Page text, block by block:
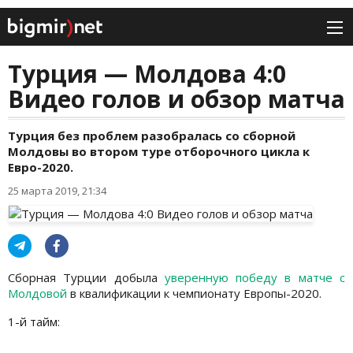
Турция — Молдова 4:0
Видео голов и обзор матча
Турция без проблем разобралась со сборной
Молдовы во втором туре отборочного цикла к
Евро-2020.
25 марта 2019, 21:34
Сборная Турции добыла уверенную победу в матче с
Молдовой в квалификации к чемпионату Европы-2020.
1-й тайм: